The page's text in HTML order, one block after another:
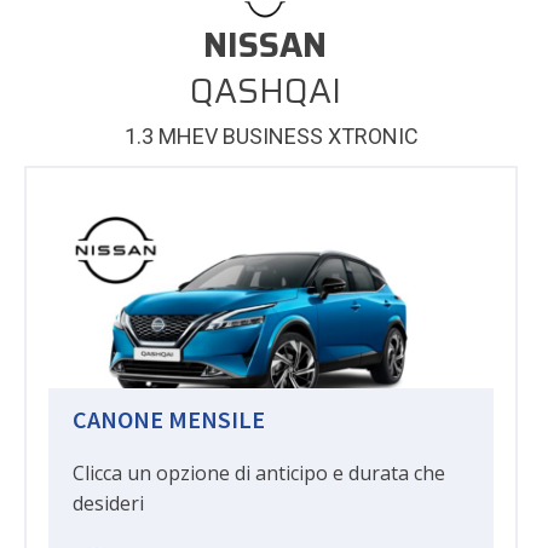
NISSAN
QASHQAI
1.3 MHEV BUSINESS XTRONIC
Salvo approvazione pratica finanziaria– Le immagini delle auto sono solo indicative – Offerta
propria cura, un sistema di antifurto satellitare (GPS oppure altro sistema) – Salvo aumenti di listino.
CANONE MENSILE
Clicca un opzione di anticipo e durata che
desideri